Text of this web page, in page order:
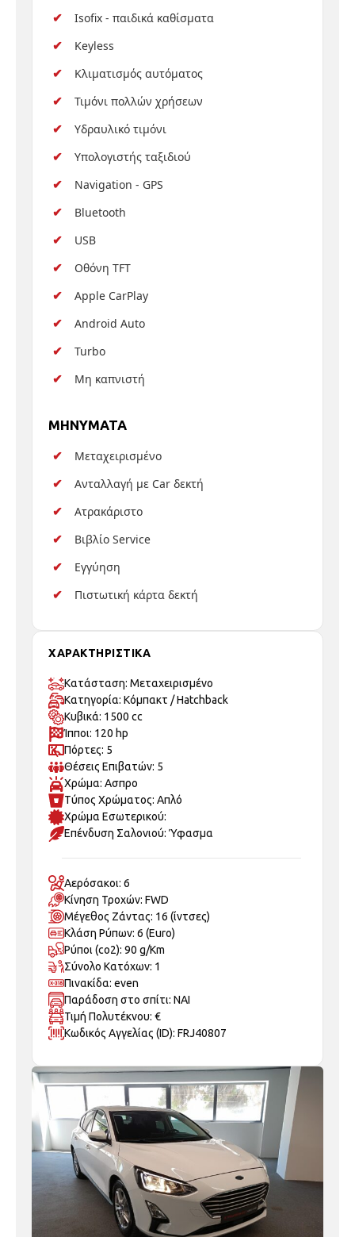
Isofix - παιδικά καθίσματα
Keyless
Κλιματισμός αυτόματος
Τιμόνι πολλών χρήσεων
Υδραυλικό τιμόνι
Υπολογιστής ταξιδιού
Navigation - GPS
Bluetooth
Οθόνη TFT
Apple CarPlay
Android Auto
Turbo
Μη καπνιστή
MHNYMATA
Μεταχειρισμένο
Ανταλλαγή με Car δεκτή
Ατρακάριστο
Βιβλίο Service
Εγγύηση
Πιστωτική κάρτα δεκτή
Κατάσταση: Μεταχειρισμένo
Κατηγορία: Κόμπακτ / Hatchback
Κυβικά: 1500 cc
Ίπποι: 120 hp
Πόρτες: 5
Θέσεις Επιβατών: 5
Χρώμα: Ασπρο
Τύπος Χρώματος: Απλό
Χρώμα Εσωτερικού:
Επένδυση Σαλονιού: Ύφασμα
Αερόσακοι: 6
Κίνηση Τροχών: FWD
Μέγεθος Ζάντας: 16 (ίντσες)
Κλάση Ρύπων: 6 (Euro)
Ρύποι (co2): 90 g/Km
Σύνολο Κατόχων: 1
Πινακίδα: even
Παράδοση στο σπίτι: ΝΑΙ
Τιμή Πολυτέκνου: €
Κωδικός Αγγελίας (ID): FRJ40807